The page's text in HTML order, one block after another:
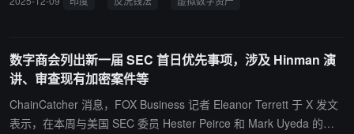
自拜登时代，2 起来自特朗普第一任期，其已撤回 14 起，其中八起
示，从许多此类案件中撤诉的决定是在纠正错误，政治或财务考虑与
此无关。
其中一名嫌疑人被正式认定为“经济逃犯”。同时，印度中央直接税委
未填写 VDA 信息的纳税人发出通知。财政部称，加密资产在印度目
前仍属未监管状态，政府正推进能力建设以强化对 VDA 交易的监测
与调查，并强调加密资产具有跨境属性，任何有效监管框架都需要在
风险评估、分类标准等方面开展广泛的国际协作。
数字商会列出新一届 SEC 首日优先事项，涉及 Hinman 演
讲、审查现有加密案件等
ChainCatcher 消息，FOX Business 记者 Eleanor Terrett 于 X 发文
表示，在本周与美国 SEC 委员 Hester Peirce 和 Mark Uyeda 的工